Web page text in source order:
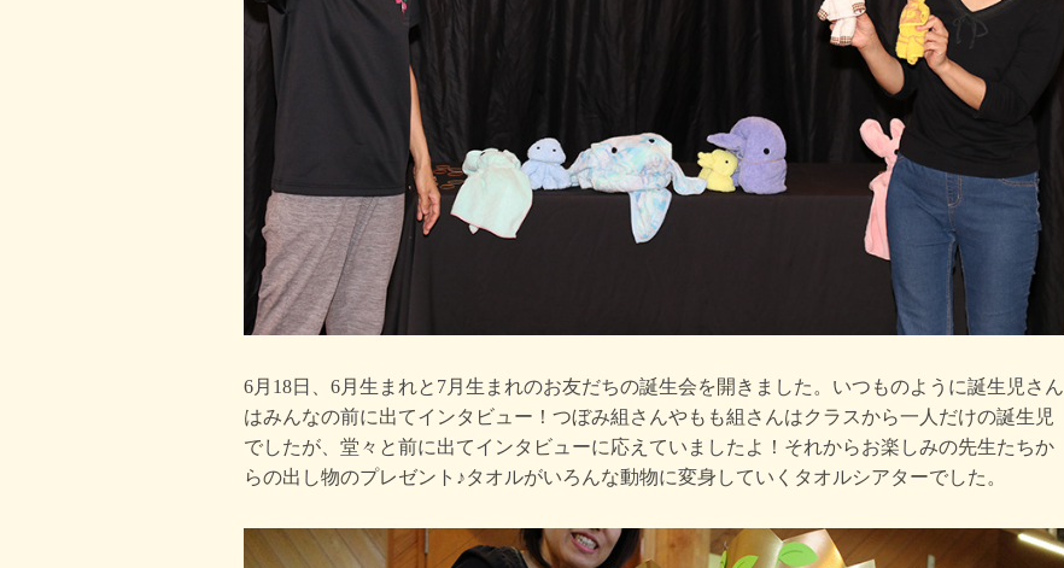
6月18日、6月生まれと7月生まれのお友だちの誕生会を開きました。いつものように誕生児さん
はみんなの前に出てインタビュー！つぼみ組さんやもも組さんはクラスから一人だけの誕生児
でしたが、堂々と前に出てインタビューに応えていましたよ！それからお楽しみの先生たちか
らの出し物のプレゼント♪タオルがいろんな動物に変身していくタオルシアターでした。